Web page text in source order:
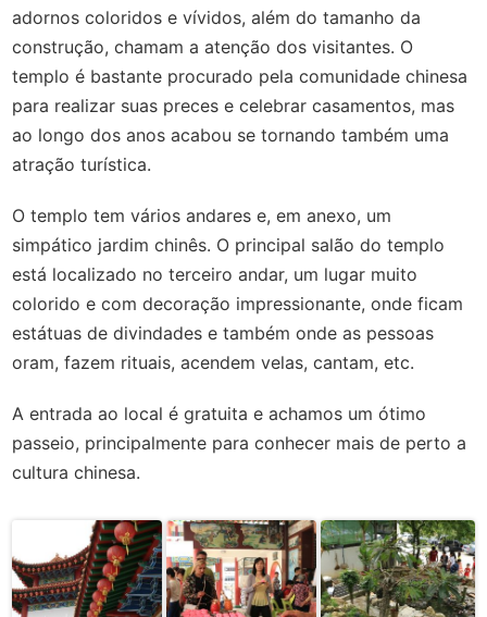
adornos coloridos e vívidos, além do tamanho da
construção, chamam a atenção dos visitantes. O
templo é bastante procurado pela comunidade chinesa
para realizar suas preces e celebrar casamentos, mas
ao longo dos anos acabou se tornando também uma
atração turística.
O templo tem vários andares e, em anexo, um
simpático jardim chinês. O principal salão do templo
está localizado no terceiro andar, um lugar muito
colorido e com decoração impressionante, onde ficam
estátuas de divindades e também onde as pessoas
oram, fazem rituais, acendem velas, cantam, etc.
A entrada ao local é gratuita e achamos um ótimo
passeio, principalmente para conhecer mais de perto a
cultura chinesa.